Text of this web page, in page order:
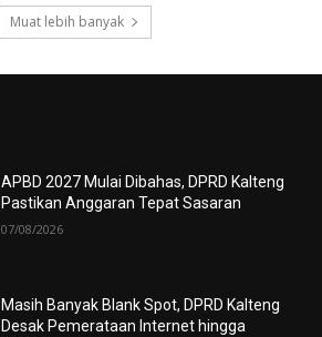
Muat lebih banyak
APBD 2027 Mulai Dibahas, DPRD Kalteng
Pastikan Anggaran Tepat Sasaran
07/08/2026
Masih Banyak Blank Spot, DPRD Kalteng
Desak Pemerataan Internet hingga